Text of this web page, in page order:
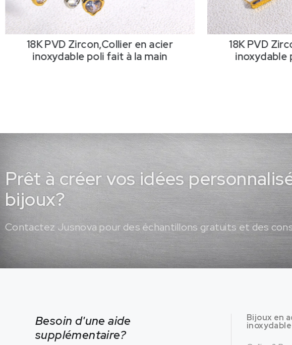
18K PVD Zircon,Collier en acier
inoxydable poli fait à la main
18K PVD
inoxydable
Prêt à créer vos idées
bijoux?
Contactez Jusnova pour des échantillons gratuits et des
Besoin d'une aide
supplémentaire?
Bijoux en
inoxydable